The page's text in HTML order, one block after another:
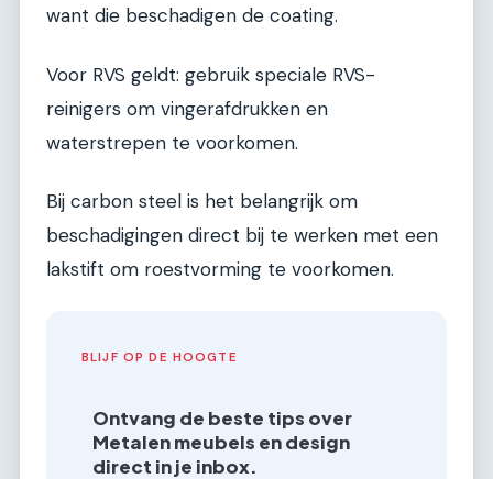
want die beschadigen de coating.
Voor RVS geldt: gebruik speciale RVS-
reinigers om vingerafdrukken en
waterstrepen te voorkomen.
Bij carbon steel is het belangrijk om
beschadigingen direct bij te werken met een
lakstift om roestvorming te voorkomen.
BLIJF OP DE HOOGTE
Ontvang de beste tips over
Metalen meubels en design
direct in je inbox.